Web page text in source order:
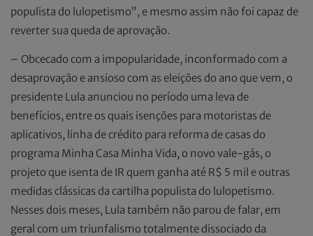
populista do lulopetismo”, e mesmo assim não foi capaz de
reverter sua queda de aprovação.
– Obcecado com a impopularidade, inconformado com a
desaprovação e ansioso com as eleições do ano que vem, o
presidente Lula anunciou no período uma leva de
benefícios, entre os quais isenções para motoristas de
aplicativos, linha de crédito para reforma de casas do
programa Minha Casa Minha Vida, o novo vale-gás, o
projeto que isenta de IR quem ganha até R$ 5 mil e outras
medidas clássicas da cartilha populista do lulopetismo.
Nesses dois meses, Lula também não parou de falar, em
geral com um triunfalismo totalmente dissociado da